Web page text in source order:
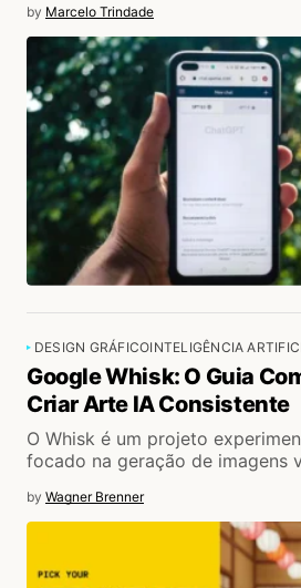
by Marcelo Trindade
DESIGN GRÁFICOINTELIGÊNCIA
Google Whisk: O Guia
Criar Arte IA Consistente
O Whisk é um projeto
focado na geração de imagens
by Wagner Brenner